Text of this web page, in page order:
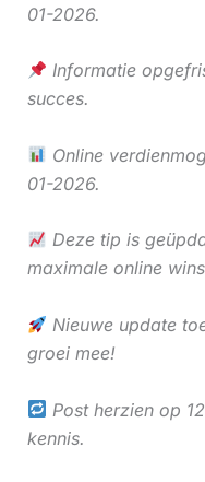
01-2026.
Informatie
succes.
Online
01-2026.
Deze tip is
maximale online
Nieuwe update
groei mee!
Post herzien op
kennis.